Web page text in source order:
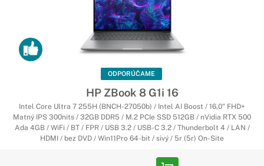
ODPORÚČAME
HP ZBook 8 G1i 16
Intel Core Ultra 7 255H (BNCH-27050b) / Intel AI Boost / 16,0" FHD+
Matný IPS 300nits / 32GB DDR5 / M.2 PCIe SSD 512GB / nVidia RTX 500
Ada 4GB / WiFi / BT / FPR / USB 3.2 / USB-C 3.2 / Thunderbolt 4 / LAN /
HDMI / bez DVD / Win11Pro 64-bit / sivý / 5r (5r) On-Site